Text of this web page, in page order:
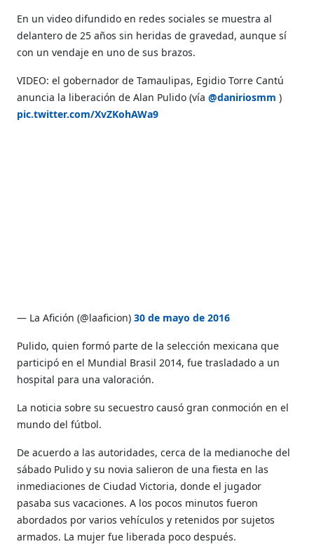
En un video difundido en redes sociales se muestra al
delantero de 25 años sin heridas de gravedad, aunque sí
con un vendaje en uno de sus brazos.
VIDEO: el gobernador de Tamaulipas, Egidio Torre Cantú
anuncia la liberación de Alan Pulido (vía@daniriosmm )
pic.twitter.com/XvZKohAWa9
— La Afición (@laaficion)30 de mayo de 2016
Pulido, quien formó parte de la selección mexicana que
participó en el Mundial Brasil 2014, fue trasladado a un
hospital para una valoración.
La noticia sobre su secuestro causó gran conmoción en el
mundo del fútbol.
De acuerdo a las autoridades, cerca de la medianoche del
sábado Pulido y su novia salieron de una fiesta en las
inmediaciones de Ciudad Victoria, donde el jugador
pasaba sus vacaciones. A los pocos minutos fueron
abordados por varios vehículos y retenidos por sujetos
armados. La mujer fue liberada poco después.